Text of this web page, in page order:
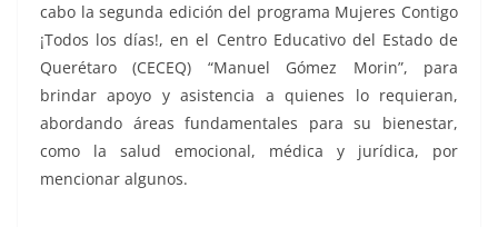
cabo la segunda edición del programa Mujeres Contigo
¡Todos los días!, en el Centro Educativo del Estado de
Querétaro (CECEQ) “Manuel Gómez Morin”, para
brindar apoyo y asistencia a quienes lo requieran,
abordando áreas fundamentales para su bienestar,
como la salud emocional, médica y jurídica, por
mencionar algunos.